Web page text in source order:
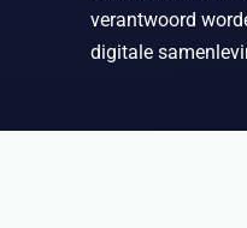
verantwoord
digitale